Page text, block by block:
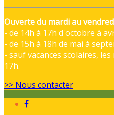
Ouverte du mardi au
- de 14h à 17h d'octobre à
- de 15h à 18h de mai à
- sauf vacances scolaires, les
17h.
>> Nous contacter